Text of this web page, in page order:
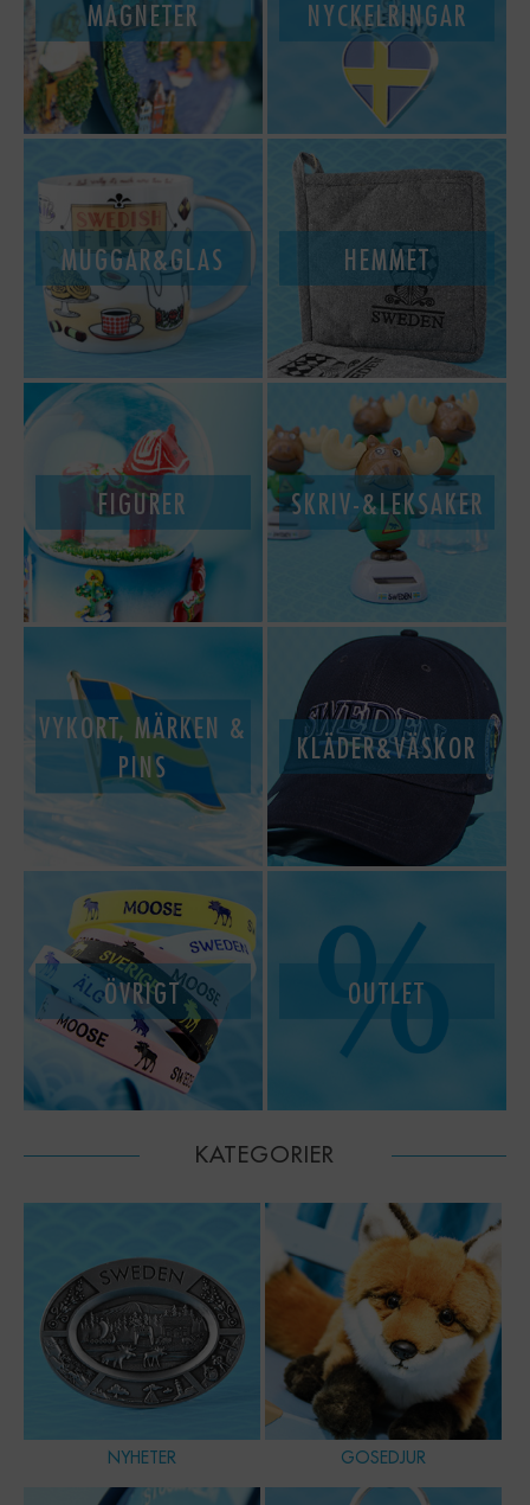
MAGNETER NYCKELRINGAR
MUGGAR&GLAS HEMMET
FIGURER SKRIV-&LEKSAKER
VYKORT, MÄRKEN &
PINS
KLÄDER&VÄSKOR
ÖVRIGT OUTLET
KATEGORIER
NYHETER GOSEDJUR